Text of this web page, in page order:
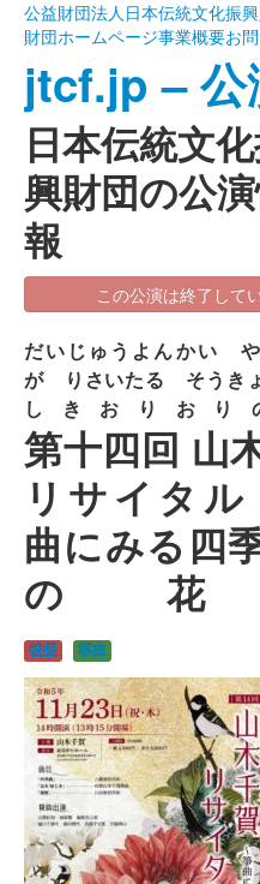
公益財団法人日本伝統文化振
財団ホームページ事業概要お
jtcf.jp – 公
日本伝統文
興財団の公
報
この公演は終了して
第十四回 山
リサイタ
曲にみる四
の
だいじゅうよんかい
が りさいたる そうき
しきおりおり
後援 箏曲